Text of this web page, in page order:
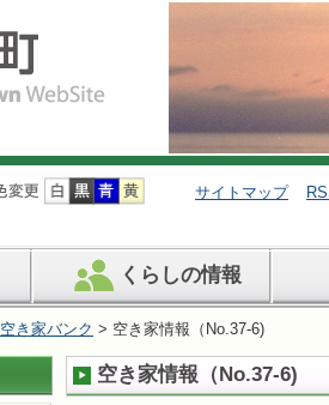
サイトマップ
くらしの情報
空き家バンク > 空き家情報（No.37-6)
空き家情報（No.37-6)